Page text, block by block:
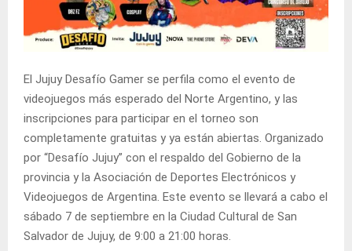
El Jujuy Desafío Gamer se perfila como el evento de
videojuegos más esperado del Norte Argentino, y las
inscripciones para participar en el torneo son
completamente gratuitas y ya están abiertas. Organizado
por “Desafío Jujuy” con el respaldo del Gobierno de la
provincia y la Asociación de Deportes Electrónicos y
Videojuegos de Argentina. Este evento se llevará a cabo el
sábado 7 de septiembre en la Ciudad Cultural de San
Salvador de Jujuy, de 9:00 a 21:00 horas.